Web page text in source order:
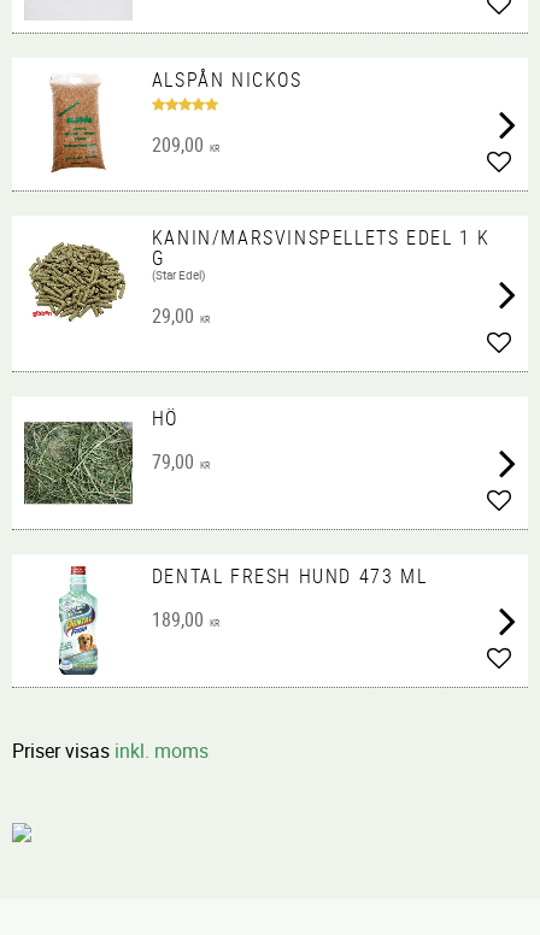
ALSPÅN NICKOS
209,00 KR
KANIN/MARSVINSPELLETS EDEL 1 K
G
(Star Edel)
29,00 KR
HÖ
79,00 KR
DENTAL FRESH HUND 473 ML
189,00 KR
Priser visas inkl. moms